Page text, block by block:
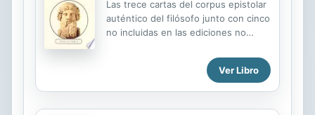
desafío mayúsculo de pedir un
capuchino y diseña un episodio de
Los Simpson en el Distrito Federal....
Las trece cartas del corpus epistolar
auténtico del filósofo junto con cinco
no incluidas en las ediciones no
Ver Libro